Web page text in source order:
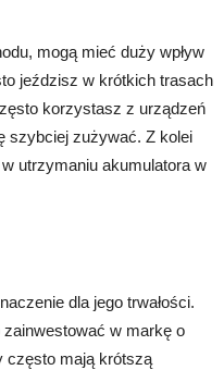
mogą mieć duży wpływ
jeździsz w krótkich trasach
korzystasz z urządzeń
szybciej zużywać. Z kolei
utrzymaniu akumulatora w
dla jego trwałości.
w markę o
często mają krótszą